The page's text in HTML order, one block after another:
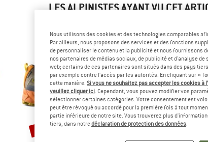
LES ALPINISTES AYANT VU CET
Remise
Jusqu'à -8 % Remise
Jusqu'à -38 %
Nous utilisons des cookies et des technologies comparables
Par ailleurs, nous proposons des services et des fonctions
de personnaliser le contenu et la publicité et nous fournissons
nos partenaires de médias sociaux, de publicité et d'analyse
web; certains de ces partenaires sont situés dans des pays
par exemple contre l'accès par les autorités. En cliquant sur «
cette manière. Si vous ne souhaitez pas accepter les cookies
veuillez cliquer ici. Cependant, vous pouvez modifier vos
sélectionner certaines catégories. Votre consentement est
peut être révoqué ou accordé pour la première fois à tout
partie inférieure de notre site. Vous trouverez plus
tiers, dans notredéclaration de protection des données.